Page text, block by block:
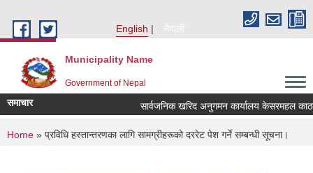
English
नेपाली
Municipality Name
Government of Nepal
समाचार सार्वजनिक खरिद अनुगमन कार्यालय केसरमहल
You are here
Home » प्रविधि हस्तान्तरणका लागि सामग्रीहरूको दररेट पेश गर्ने सम्बन्धी सूचना।